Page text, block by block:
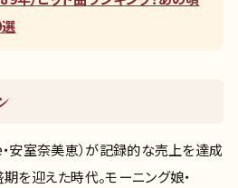
安室奈美恵）が記録的な売上を達成
を迎えた時代。モーニング娘・